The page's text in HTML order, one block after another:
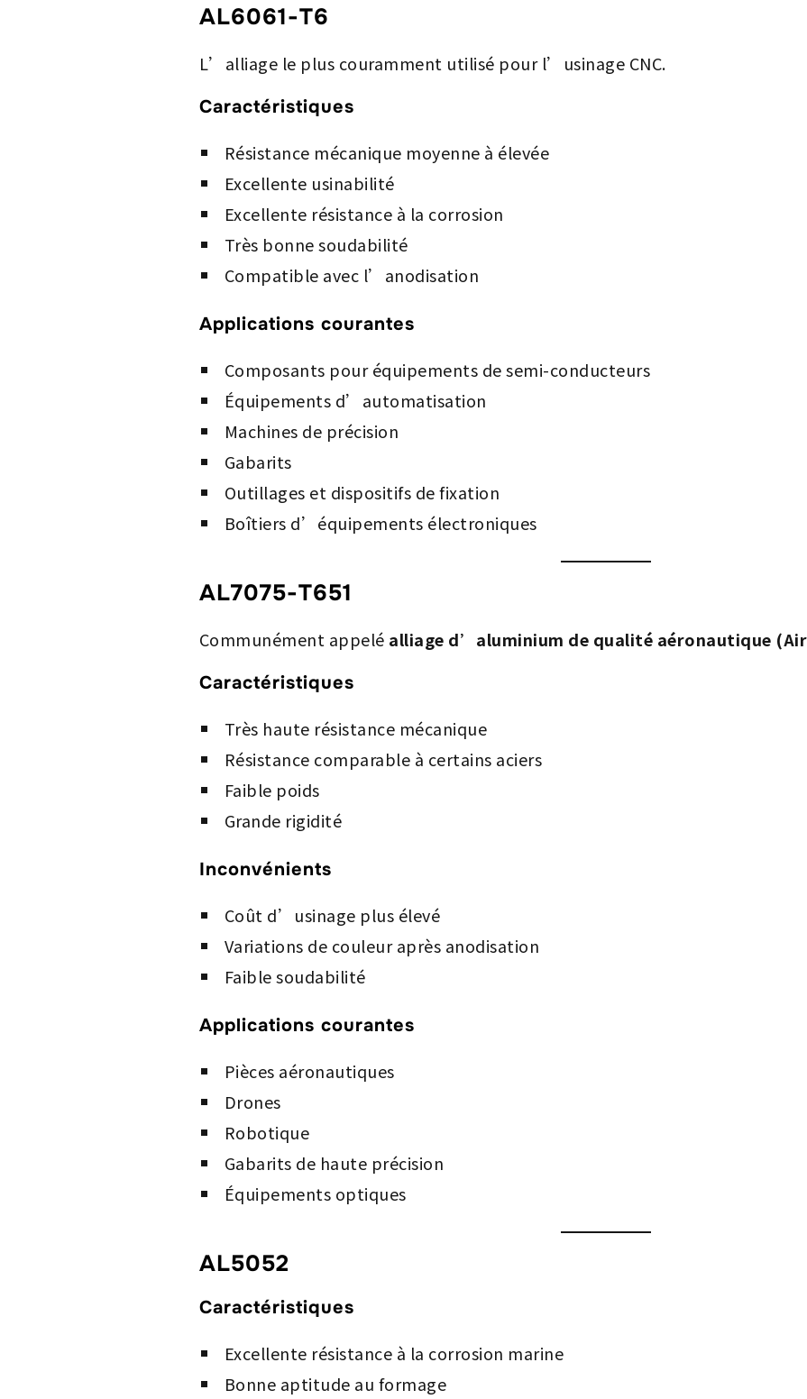
AL6061-T6
L’alliage le plus couramment utilisé pour l’usinage CNC.
Caractéristiques
Résistance mécanique moyenne à élevée
Excellente usinabilité
Excellente résistance à la corrosion
Très bonne soudabilité
Compatible avec l’anodisation
Applications courantes
Composants pour équipements de semi-conducteurs
Équipements d’automatisation
Machines de précision
Gabarits
Outillages et dispositifs de fixation
Boîtiers d’équipements électroniques
AL7075-T651
Communément appelé alliage d’aluminium de qualité aéronautique
Caractéristiques
Très haute résistance mécanique
Résistance comparable à certains aciers
Faible poids
Grande rigidité
Inconvénients
Coût d’usinage plus élevé
Variations de couleur après anodisation
Faible soudabilité
Applications courantes
Pièces aéronautiques
Drones
Robotique
Gabarits de haute précision
Équipements optiques
AL5052
Caractéristiques
Excellente résistance à la corrosion marine
Bonne aptitude au formage